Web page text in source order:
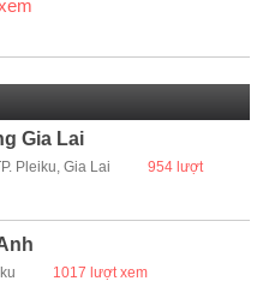
Gia Lai
Pleiku, Gia Lai
954 lượt
1017 lượt xem